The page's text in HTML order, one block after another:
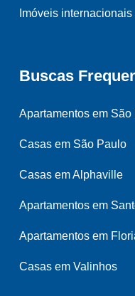
Imóveis internacionais
Buscas
Apartamentos em São
Casas em São Paulo
Casas em Alphaville
Apartamentos em
Apartamentos em
Casas em Valinhos